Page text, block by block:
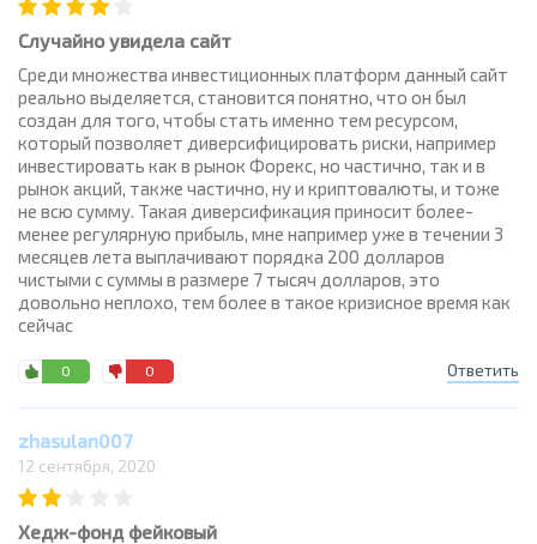
Случайно увидела сайт
Среди множества инвестиционных платформ данный сайт
реально выделяется, становится понятно, что он был
создан для того, чтобы стать именно тем ресурсом,
который позволяет диверсифицировать риски, например
инвестировать как в рынок Форекс, но частично, так и в
рынок акций, также частично, ну и криптовалюты, и тоже
не всю сумму. Такая диверсификация приносит более-
менее регулярную прибыль, мне например уже в течении 3
месяцев лета выплачивают порядка 200 долларов
чистыми с суммы в размере 7 тысяч долларов, это
довольно неплохо, тем более в такое кризисное время как
сейчас
0 0 Ответить
zhasulan007
12 сентября, 2020
Хедж-фонд фейковый